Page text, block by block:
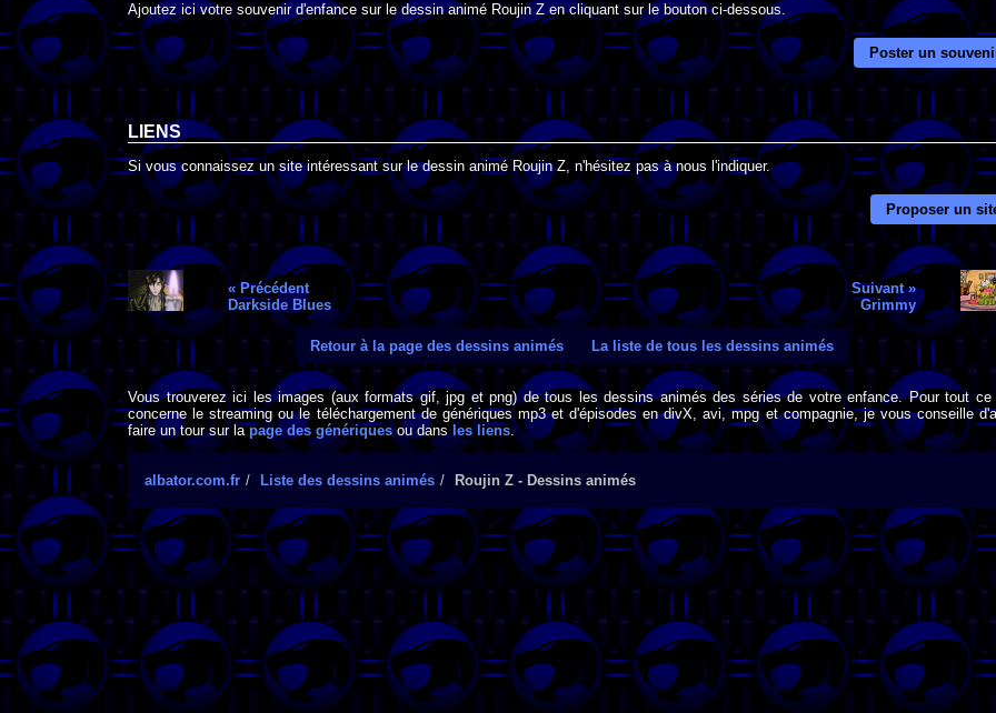
Ajoutez ici votre souvenir d'enfance sur le dessin animé Roujin Z en cliquant sur le bouton ci-dessous.
Poster un
LIENS
Si vous connaissez un site intéressant sur le dessin animé Roujin Z, n'hésitez pas à nous l'indiquer.
Proposer un
« Précédent
Darkside Blues
Suivant »
Grimmy
Retour à la page des dessins animés La liste de tous les dessins animés
Vous trouverez ici les images (aux formats gif, jpg et png) de tous les dessins animés des séries de votre enfance. Pour tout ce
concerne le streaming ou le téléchargement de génériques mp3 et d'épisodes en divX, avi, mpg et compagnie, je vous conseille
faire un tour sur lapage des génériquesou dansles liens.
albator.com.fr Liste des dessins animés Roujin Z - Dessins animés